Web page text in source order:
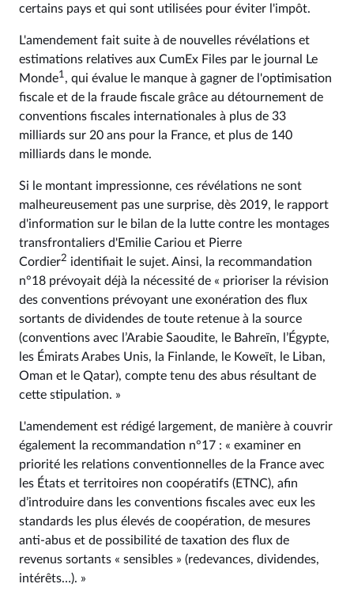
certains pays et qui sont utilisées pour éviter l'impôt.
L'amendement fait suite à de nouvelles révélations et
estimations relatives aux CumEx Files par le journal Le
Monde1 , qui évalue le manque à gagner de l'optimisation
fiscale et de la fraude fiscale grâce au détournement de
conventions fiscales internationales à plus de 33
milliards sur 20 ans pour la France, et plus de 140
milliards dans le monde.
Si le montant impressionne, ces révélations ne sont
malheureusement pas une surprise, dès 2019, le rapport
d'information sur le bilan de la lutte contre les montages
transfrontaliers d'Emilie Cariou et Pierre
Cordier2 identifiait le sujet. Ainsi, la recommandation
n°18 prévoyait déjà la nécessité de « prioriser la révision
des conventions prévoyant une exonération des flux
sortants de dividendes de toute retenue à la source
(conventions avec l’Arabie Saoudite, le Bahreïn, l’Égypte,
les Émirats Arabes Unis, la Finlande, le Koweït, le Liban,
Oman et le Qatar), compte tenu des abus résultant de
cette stipulation. »
L'amendement est rédigé largement, de manière à couvrir
également la recommandation n°17 : « examiner en
priorité les relations conventionnelles de la France avec
les États et territoires non coopératifs (ETNC), afin
d’introduire dans les conventions fiscales avec eux les
standards les plus élevés de coopération, de mesures
anti-abus et de possibilité de taxation des flux de
revenus sortants « sensibles » (redevances, dividendes,
intérêts…). »